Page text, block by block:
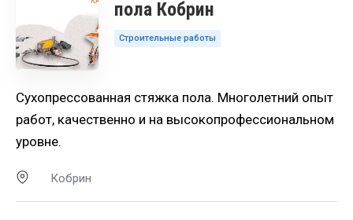
пола Кобрин
Строительные работы
Сухопрессованная стяжка пола. Многолетний опыт
работ, качественно и на высокопрофессиональном
уровне.
Кобрин